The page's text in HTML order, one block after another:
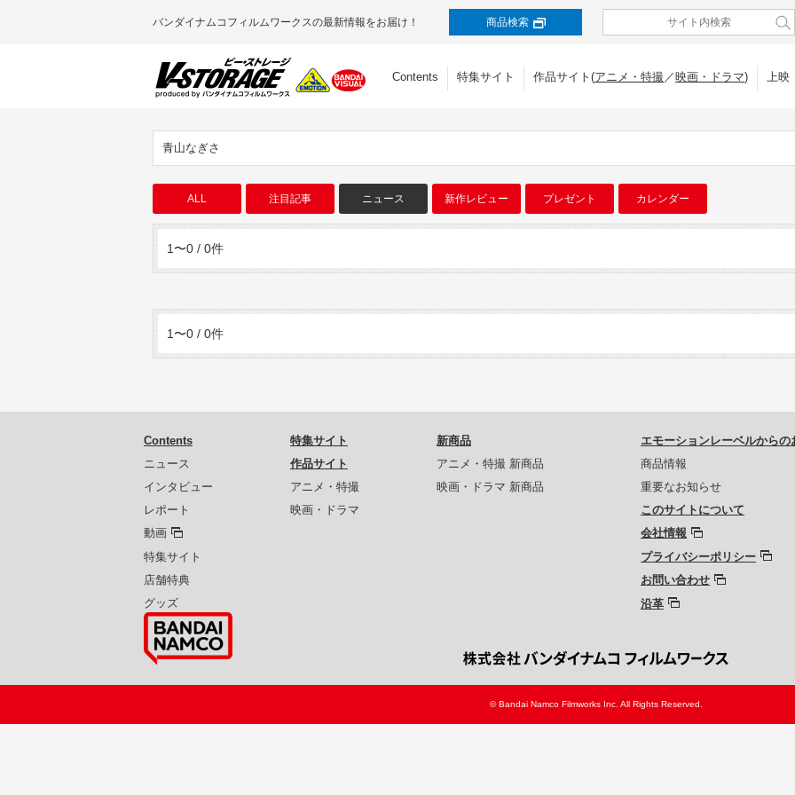
バンダイナムコフィルムワークスの最新情報をお届け！ 商品検索
Contents 特集サイト 作品サイト(アニメ・特撮／映画・ドラマ) 上映
青山なぎさ
ALL 注目記事 ニュース 新作レビュー プレゼント カレンダー
1〜0 / 0件
1〜0 / 0件
Contents
ニュース
インタビュー
レポート
動画
特集サイト
店舗特典
グッズ
特集サイト
作品サイト
アニメ・特撮
映画・ドラマ
新商品
アニメ・特撮 新商品
映画・ドラマ 新商品
エモーションレーベルからの
商品情報
重要なお知らせ
このサイトについて
会社情報
プライバシーポリシー
お問い合わせ
沿革
© Bandai Namco Filmworks Inc. All Rights Reserved.